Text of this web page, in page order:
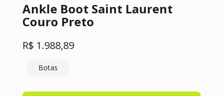
Ankle Boot Saint Laurent
Couro Preto
R$ 1.988,89
Botas